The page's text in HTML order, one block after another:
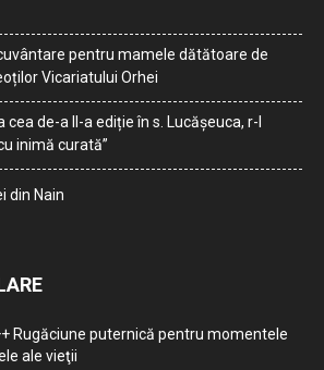
pentru mamele dătătoare de
Vicariatului Orhei
de-a II-a ediție în s. Lucășeuca, r-l
inimă curată”
din Nain
Rugăciune puternică pentru momentele
ale vieţii